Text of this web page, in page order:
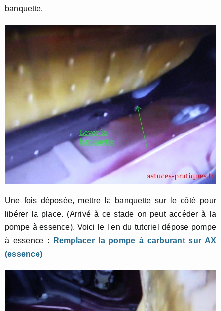
banquette.
Une fois déposée, mettre la banquette sur le côté pour
libérer la place. (Arrivé à ce stade on peut accéder à la
pompe à essence). Voici le lien du tutoriel dépose pompe
à essence :
Remplacer la pompe à carburant sur AX
(essence)